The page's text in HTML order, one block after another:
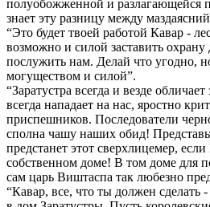
полуобожженной и разлагающейся
знает эту разницу между
“Это будет твоей работой Кавар -
возможно и силой заставить охрану
послужить нам. Делай что угодно,
могуществом и силой”.
“Заратустра всегда и везде
всегда нападает на нас, яростно
приспешников. Последователи
сполна чашу наших обид!
предстанет этот сверхлицемер,
собственном доме! В том доме для
сам царь Виштаспа так любезно
“Кавар, все, что ты должен сделать